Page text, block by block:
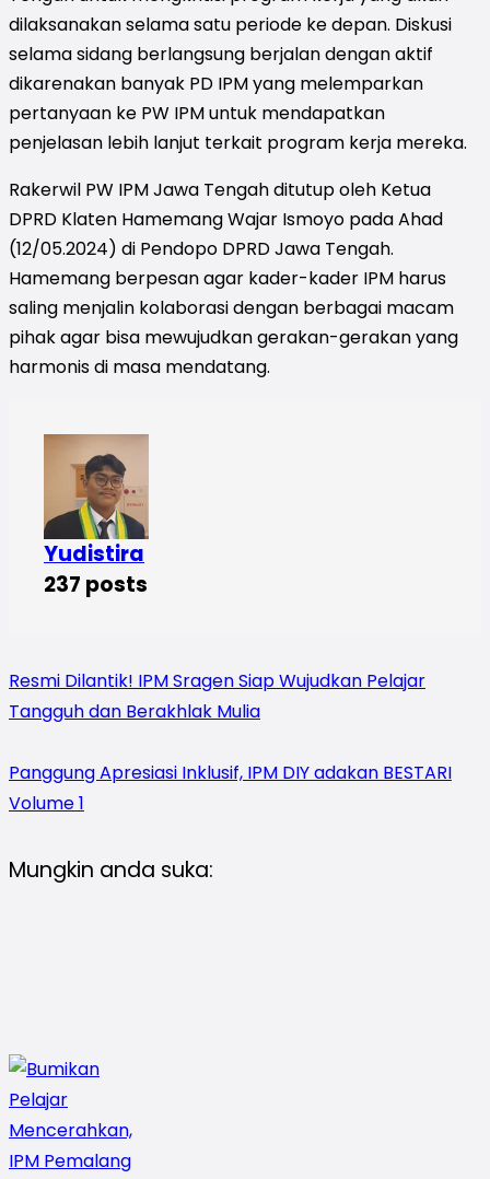
dilaksanakan selama satu periode ke depan. Diskusi
selama sidang berlangsung berjalan dengan aktif
dikarenakan banyak PD IPM yang melemparkan
pertanyaan ke PW IPM untuk mendapatkan
penjelasan lebih lanjut terkait program kerja mereka.
Rakerwil PW IPM Jawa Tengah ditutup oleh Ketua
DPRD Klaten Hamemang Wajar Ismoyo pada Ahad
(12/05.2024) di Pendopo DPRD Jawa Tengah.
Hamemang berpesan agar kader-kader IPM harus
saling menjalin kolaborasi dengan berbagai macam
pihak agar bisa mewujudkan gerakan-gerakan yang
harmonis di masa mendatang.
Yudistira
237 posts
Resmi Dilantik! IPM Sragen Siap Wujudkan Pelajar
Tangguh dan Berakhlak Mulia
Panggung Apresiasi Inklusif, IPM DIY adakan BESTARI
Volume 1
Mungkin anda suka: